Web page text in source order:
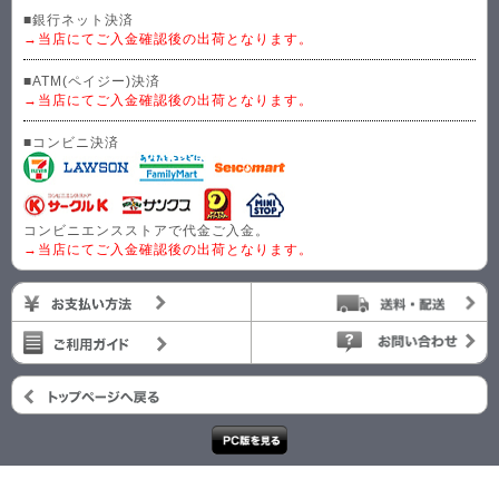
■銀行ネット決済
→当店にてご入金確認後の出荷となります。
■ATM(ペイジー)決済
→当店にてご入金確認後の出荷となります。
■コンビニ決済
コンビニエンスストアで代金ご入金。
→当店にてご入金確認後の出荷となります。